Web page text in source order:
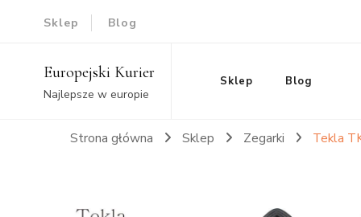
Sklep Blog
Europejski Kurier
Najlepsze w europie
Sklep Blog
Strona główna Sklep Zegarki Tekla